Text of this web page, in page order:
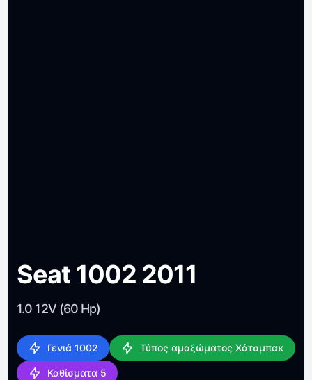
Seat 1002 2011
1.0 12V (60 Hp)
Γενιά 1002 Τύπος αμαξώματος Χάτσμπακ
Καθίσματα 5